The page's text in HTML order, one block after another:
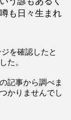
も日々生まれ
を確認したと
た。
記事から調べま
かりませんでし